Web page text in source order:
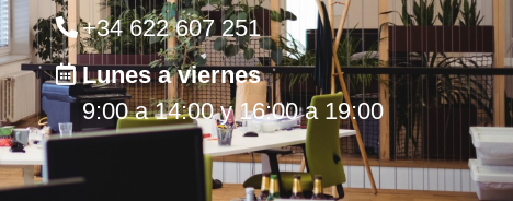
+34 622 607 251
Lunes a viernes
9:00 a 14:00 y 16:00 a 19:00